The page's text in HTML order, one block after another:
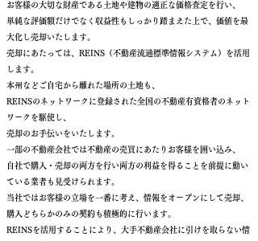
お客様の大切な財産である土地や建物の適正な価格査定を行い、
単純な評価額だけでなく収益性もしっかり踏まえた上で、価値を最
大化し売却いたします。
売却にあたっては、REINS（不動産流通標準情報システム）を活用
します。
本州などご自宅から離れた場所の土地も、
REINSのネットワークに登録された全国の不動産有資格者のネット
ワークを駆使し、
売却のお手伝いをいたします。
一部の不動産会社では不動産の売買にあたりお客様を囲い込み、
自社で購入・売却の両方を行い両方の利益を得ることを前提に動い
ている業者も見受けられます。
当社ではお客様の立場を一番に考え、情報をオープンにして売却、
購入どちらかのみの契約も積極的に行います。
REINSを活用することにより、大手不動産会社に引けを取らない情